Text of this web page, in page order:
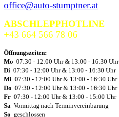
office@auto-stumptner.at
ABSCHLEPPHOTLINE
+43 664 566 78 06
Öffnungszeiten:
Mo 07:30 - 12:00 Uhr & 13:00 - 16:30 Uhr
Di 07:30 - 12:00 Uhr & 13:00 - 16:30 Uhr
Mi 07:30 - 12:00 Uhr & 13:00 - 16:30 Uhr
Do 07:30 - 12:00 Uhr & 13:00 - 16:30 Uhr
Fr 07:30 - 12:00 Uhr & 13:00 - 15:00 Uhr
Sa Vormittag nach Terminvereinbarung
So geschlossen